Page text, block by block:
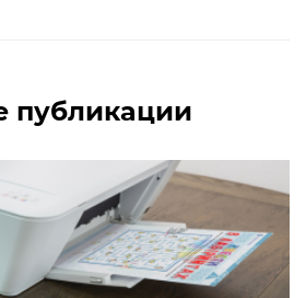
публикации